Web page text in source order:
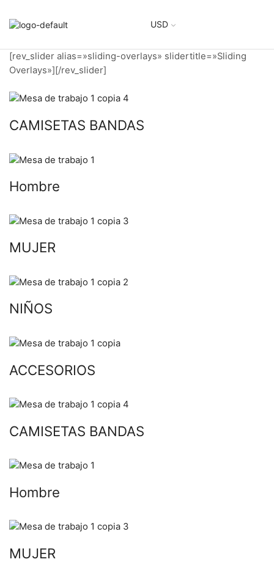
USD
[rev_slider alias=»sliding-overlays» slidertitle=»Sliding
Overlays»][/rev_slider]
CAMISETAS BANDAS
Hombre
MUJER
NIÑOS
ACCESORIOS
CAMISETAS BANDAS
Hombre
MUJER